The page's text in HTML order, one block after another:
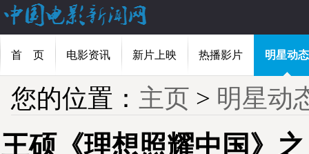
首 页 电影资讯 新片上映 热播影片 明星动态
您的位置： 主页 > 明星动
王硕《理想照耀中国》